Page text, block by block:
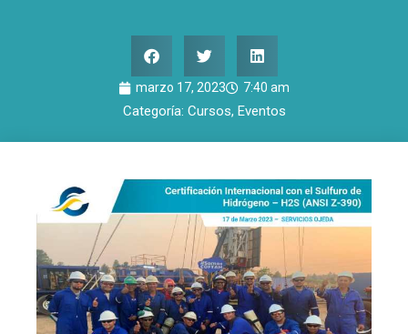
marzo 17, 2023 7:40 am
Categoría: Cursos, Eventos